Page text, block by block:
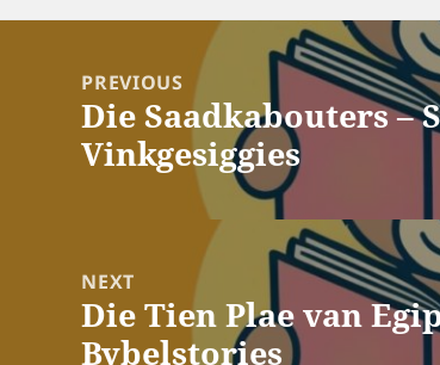
navigationPREVIOUS
Previous
post:
Die Saadkabouters –
Vinkgesiggies
NEXT
Next
post:
Die Tien Plae van
Bybelstories